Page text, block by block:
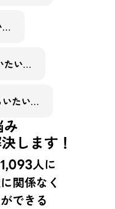
…
たい…
いたい…
み
します！
人に
関係なく
できる